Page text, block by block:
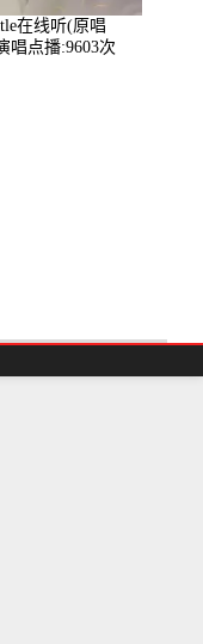
在线听(原唱
唱点播:9603次